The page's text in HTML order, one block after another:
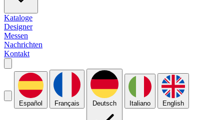
Kataloge
Designer
Messen
Nachrichten
Kontakt
Español Français Deutsch Italiano English